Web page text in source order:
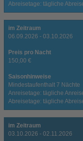
Abreisetage: tägliche
im Zeitraum
06.09.2026 - 03.10.2026
Preis pro Nacht
150,00 €
Saisonhinweise
Mindestaufenthalt 7 Nächte
Anreisetage: tägliche
Abreisetage: tägliche
im Zeitraum
03.10.2026 - 02.11.2026